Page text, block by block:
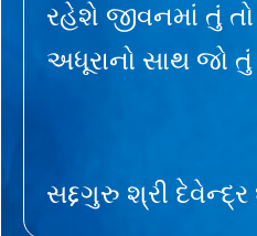
રહેશે જીવનમાં તું
અધૂરાનો સાથ જો તું
સદ્દગુરુ શ્રી દેવેન્દ્ર